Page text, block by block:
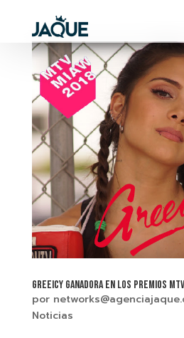
GREEICY Ganadora en los premios MTV
por
Noticias